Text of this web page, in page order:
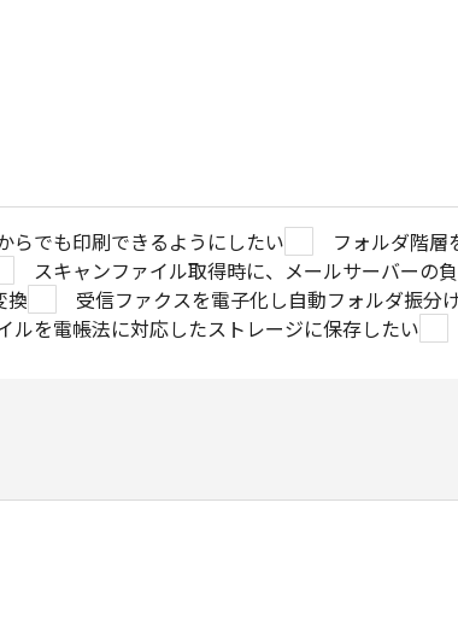
らでも印刷できるようにしたい
フォルダ階層
スキャンファイル取得時に、メールサーバーの
換
受信ファクスを電子化し自動フォルダ振分
ルを電帳法に対応したストレージに保存したい